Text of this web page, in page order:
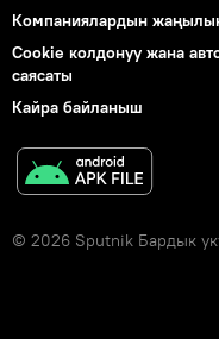
Компаниялардын
Cookie колдонуу жана
саясаты
Кайра байланыш
© 2026 Sputnik Бардык